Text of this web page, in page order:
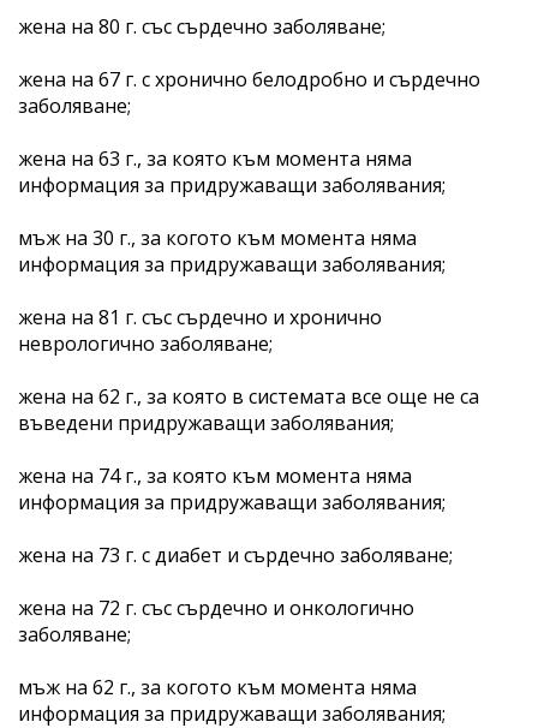
жена на 80 г. със сърдечно заболяване;
жена на 67 г. с хронично белодробно и сърдечно
заболяване;
жена на 63 г., за която към момента няма
информация за придружаващи заболявания;
мъж на 30 г., за когото към момента няма
информация за придружаващи заболявания;
жена на 81 г. със сърдечно и хронично
неврологично заболяване;
жена на 62 г., за която в системата все още не са
въведени придружаващи заболявания;
жена на 74 г., за която към момента няма
информация за придружаващи заболявания;
жена на 73 г. с диабет и сърдечно заболяване;
жена на 72 г. със сърдечно и онкологично
заболяване;
мъж на 62 г., за когото към момента няма
информация за придружаващи заболявания;